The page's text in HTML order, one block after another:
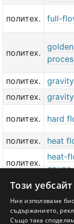
политех. full-
политех.
политех.
политех.
политех. hard
политех.
heat
политех.
heat-
gauge
политех.
heat-
meter
политех. high
Този
Ние използваме
съдържанието,
Също така